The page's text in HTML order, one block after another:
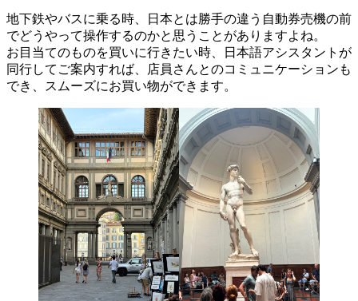
地下鉄やバスに乗る時、日本とは勝手の違う自動券売機の前
でどうやって操作するのかと思うことがありますよね。
お目当てのものを買いに行きたい時、日本語アシスタントが
同行してご案内すれば、店員さんとのコミュニケーションも
でき、スムーズにお買い物ができます。